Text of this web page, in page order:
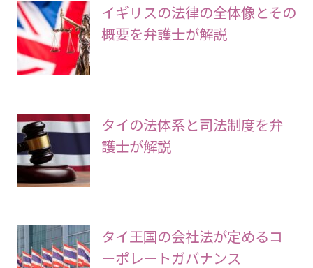
イギリスの法律の全体像とその
概要を弁護士が解説
タイの法体系と司法制度を弁
護士が解説
タイ王国の会社法が定めるコ
ーポレートガバナンス